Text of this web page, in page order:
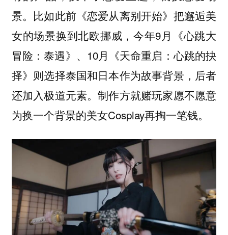
景。比如此前《恋爱从离别开始》把邂逅美
女的场景换到北欧挪威，今年9月《心跳大
冒险：泰遇》、10月《天命重启：心跳的抉
择》则选择泰国和日本作为故事背景，后者
还加入极道元素。制作方就赌玩家愿不愿意
为换一个背景的美女Cosplay再掏一笔钱。